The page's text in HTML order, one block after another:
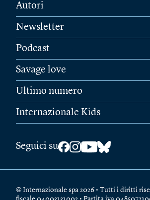
Autori
Newsletter
Podcast
Savage love
Ultimo numero
Internazionale Kids
Seguici su
© Internazionale spa 2026 • Tutti i diritti